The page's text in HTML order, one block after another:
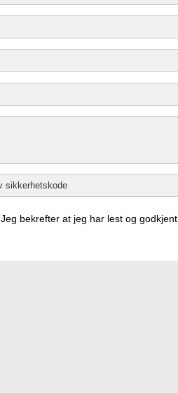
Jeg bekrefter at jeg har lest og godkjent